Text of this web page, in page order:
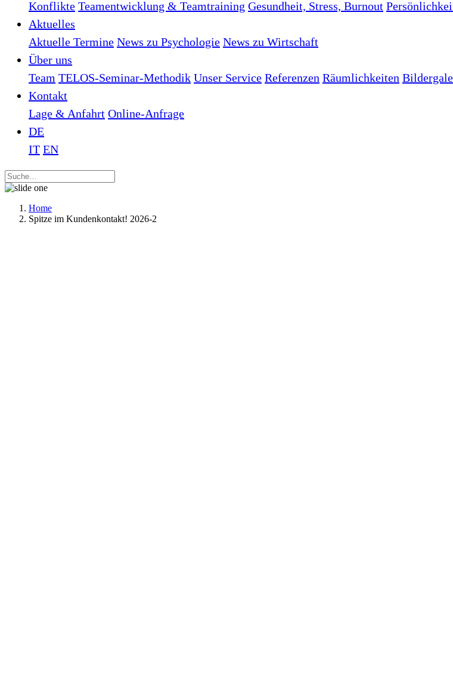
Konflikte Teamentwicklung & Teamtraining Gesundheit, Stress, Burnout
Aktuelles
Aktuelle Termine News zu Psychologie News zu Wirtschaft
Über uns
Team TELOS-Seminar-Methodik Unser Service Referenzen Räumlichkeiten
Kontakt
Lage & Anfahrt Online-Anfrage
DE
IT EN
Home
Spitze im Kundenkontakt! 2026-2